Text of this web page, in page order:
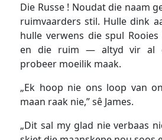
Die Russe ! Noudat die naam
ruimvaarders stil. Hulle dink
hulle verwens die spul
en die ruim — altyd vir al
probeer moeilik maak.
„Ek hoop nie ons loop van
maan raak nie,” sê James.
„Dit sal my glad nie verbaas